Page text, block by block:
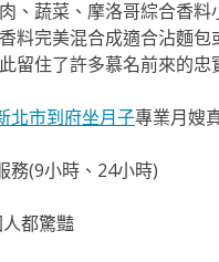
、蔬菜、摩洛哥綜合香
料完美混合成適合沾麵
留住了許多慕名前來的忠
北市到府坐月子專業月嫂
務(9小時、24小時)
都驚豔